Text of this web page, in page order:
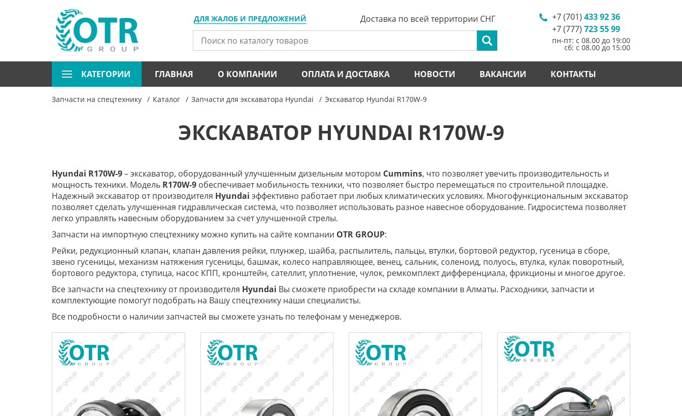
ДЛЯ ЖАЛОБ И ПРЕДЛОЖЕНИЙ +7 (701) 433 92 36
+7 (777) 723 55 99
пн-пт: с 08.00 до 19:00
сб: с 08.00 до 15:00
Доставка по всей территории СНГ
КАТЕГОРИИ ГЛАВНАЯ О КОМПАНИИ ОПЛАТА И ДОСТАВКА НОВОСТИ ВАКАНСИИ КОНТАКТЫ
Запчасти на спецтехнику Каталог Запчасти для экскаватора Hyundai Экскаватор Hyundai R170W-9
ЭКСКАВАТОР HYUNDAI R170W-9
Hyundai R170W-9– экскаватор, оборудованный улучшенным дизельным мотором Cummins, что позволяет увечить производительность и
мощность техники. Модель R170W-9 обеспечивает мобильность техники, что позволяет быстро перемещаться по строительной площадке.
Надежный экскаватор от производителя Hyundai эффективно работает при любых климатических условиях. Многофункциональным экскаватор
позволяет сделать улучшенная гидравлическая система, что позволяет использовать разное навесное оборудование. Гидросистема позволяет
легко управлять навесным оборудованием за счет улучшенной стрелы.
Запчасти на импортную спецтехнику можно купить на сайте компании OTR GROUP:
Рейки, редукционный клапан, клапан давления рейки, плунжер, шайба, распылитель, пальцы, втулки, бортовой редуктор, гусеница в сборе,
звено гусеницы, механизм натяжения гусеницы, башмак, колесо направляющее, венец, сальник, соленоид, полуось, втулка, кулак поворотный,
бортового редуктора, ступица, насос КПП, кронштейн, сателлит, уплотнение, чулок, ремкомплект дифференциала, фрикционы и многое другое.
Все запчасти на спецтехнику от производителя Hyundai Вы сможете приобрести на складе компании в Алматы. Расходники, запчасти и
комплектующие помогут подобрать на Вашу спецтехнику наши специалисты.
Все подробности о наличии запчастей вы сможете узнать по телефонам у менеджеров.